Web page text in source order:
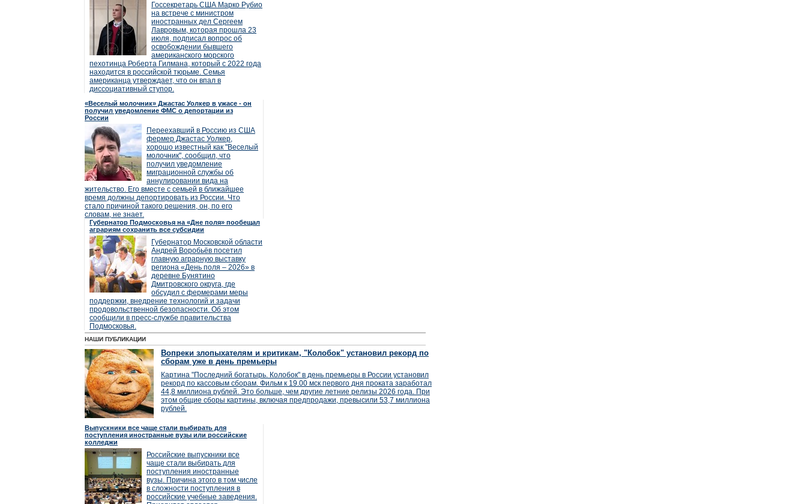
Госсекретарь США Марко Рубио
на встрече с министром
иностранных дел Сергеем
Лавровым, которая прошла 23
июля, подписал вопрос об
освобождении бывшего
американского морского
пехотинца Роберта Гилмана, который с 2022 года
находится в российской тюрьме. Семья
американца утверждает, что он впал в
диссоциативный ступор.
«Веселый молочник» Джастас Уолкер в ужасе - он
получил уведомление ФМС о депортации из
России
Переехавший в Россию из США
фермер Джастас Уолкер,
хорошо известный как "Веселый
молочник", сообщил, что
получил уведомление
миграционной службы об
аннулировании вида на
жительство. Его вместе с семьей в ближайшее
время должны депортировать из России. Что
стало причиной такого решения, он, по его
словам, не знает.
Губернатор Подмосковья на «Дне поля» пообещал
аграриям сохранить все субсидии
Губернатор Московской области
Андрей Воробьёв посетил
главную аграрную выставку
региона «День поля – 2026» в
деревне Бунятино
Дмитровского округа, где
обсудил с фермерами меры
поддержки, внедрение технологий и задачи
продовольственной безопасности. Об этом
сообщили в пресс-службе правительства
Подмосковья.
НАШИ ПУБЛИКАЦИИ
Вопреки злопыхателям и критикам, "Колобок" установил рекорд по
сборам уже в день премьеры
Картина "Последний богатырь. Колобок" в день премьеры в России установил
рекорд по кассовым сборам. Фильм к 19.00 мск первого дня проката заработал
44,8 миллиона рублей. Это больше, чем другие летние релизы 2026 года. При
этом общие сборы картины, включая предпродажи, превысили 53,7 миллиона
рублей.
Выпускники все чаще стали выбирать для
поступления иностранные вузы или российские
колледжи
Российские выпускники все
чаще стали выбирать для
поступления иностранные
вузы. Причина этого в том числе
в сложности поступления в
российские учебные заведения.